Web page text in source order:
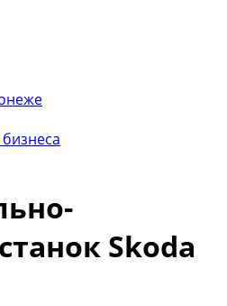
Skoda